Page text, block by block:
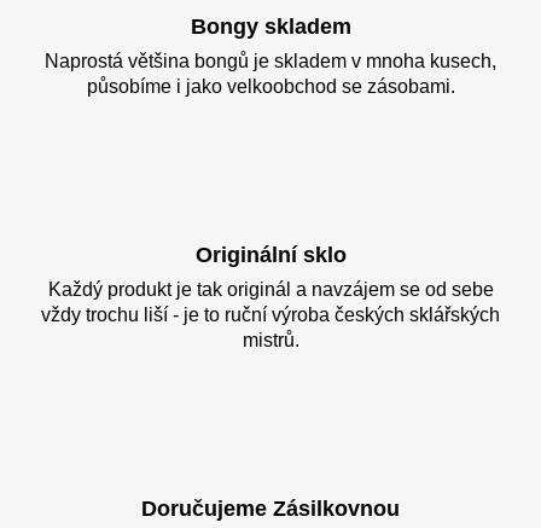
Bongy skladem
Naprostá většina bongů je skladem v mnoha kusech,
působíme i jako velkoobchod se zásobami.
Originální sklo
Každý produkt je tak originál a navzájem se od sebe
vždy trochu liší - je to ruční výroba českých sklářských
mistrů.
Doručujeme Zásilkovnou